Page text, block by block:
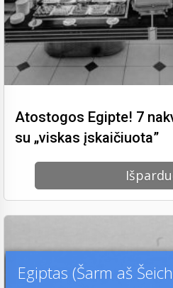
Atostogos Egipte! 7
su „viskas įskaičiuota”
Egiptas (Šarm aš